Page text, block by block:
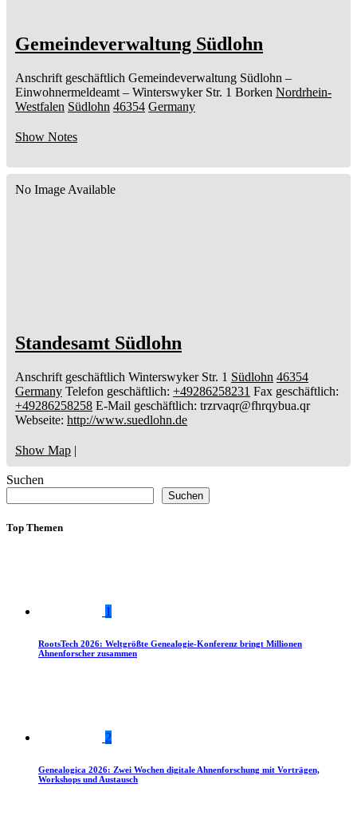
Gemeindeverwaltung Südlohn
Anschrift geschäftlich Gemeindeverwaltung Südlohn –
Einwohnermeldeamt – Winterswyker Str. 1 Borken Nordrhein-
Westfalen Südlohn 46354 Germany
Show Notes
No Image Available
Standesamt Südlohn
Anschrift geschäftlich Winterswyker Str. 1 Südlohn 46354
Germany Telefon geschäftlich: +49286258231 Fax geschäftlich:
+49286258258 E-Mail geschäftlich: trzrvaqr@fhrqybua.qr
Webseite: http://www.suedlohn.de
Show Map |
Suchen
Suchen
Top Themen
1
RootsTech 2026: Weltgrößte Genealogie-Konferenz bringt Millionen
Ahnenforscher zusammen
2
Genealogica 2026: Zwei Wochen digitale Ahnenforschung mit Vorträgen,
Workshops und Austausch